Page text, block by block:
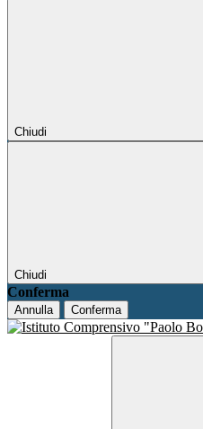
Chiudi
Chiudi
Conferma
Annulla Conferma